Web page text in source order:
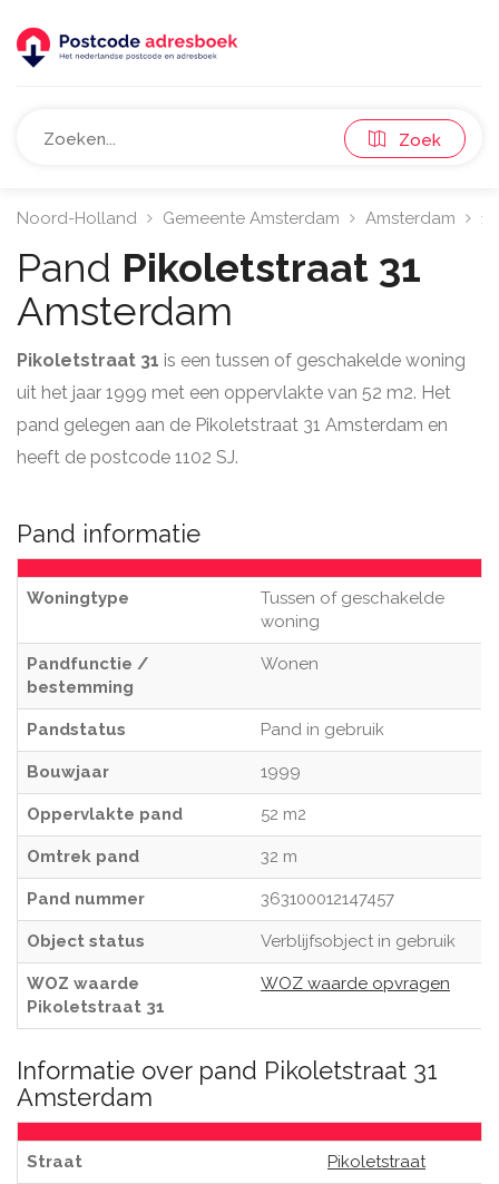
Zoek
Noord-Holland Gemeente Amsterdam Amsterdam
Pand Pikoletstraat 31
Amsterdam
Pikoletstraat 31 is een tussen of geschakelde woning
uit het jaar 1999 met een oppervlakte van 52 m2. Het
pand gelegen aan de Pikoletstraat 31 Amsterdam en
heeft de postcode 1102 SJ.
Pand informatie
Woningtype
Tussen of geschakelde
woning
Pandfunctie /
bestemming
Wonen
Pandstatus Pand in gebruik
Bouwjaar 1999
Oppervlakte pand 52 m2
Omtrek pand 32 m
Pand nummer 363100012147457
Object status Verblijfsobject in gebruik
WOZ waarde
Pikoletstraat 31
WOZ waarde opvragen
Informatie over pand Pikoletstraat 31
Amsterdam
Straat Pikoletstraat